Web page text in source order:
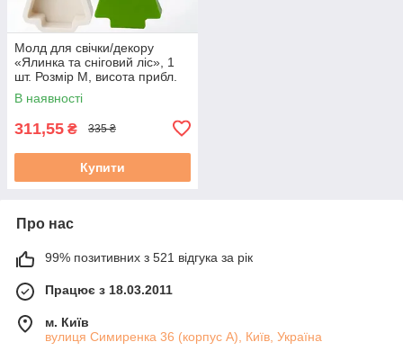
Молд для свічки/декору
«Ялинка та сніговий ліс», 1
шт. Розмір М, висота прибл.
12 см
В наявності
311,55 ₴ 335 ₴
Купити
Про нас
99% позитивних з 521 відгука за рік
Працює з 18.03.2011
м. Київ
вулиця Симиренка 36 (корпус А), Київ, Україна